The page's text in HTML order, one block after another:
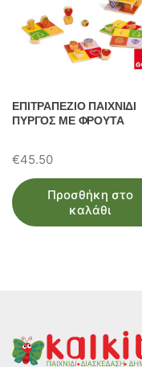
ΕΠΙΤΡΑΠΕΖΙΟ ΠΑΙΧΝΙΔΙ
ΠΥΡΓΟΣ ΜΕ ΦΡΟΥΤΑ
€45.50
Προσθήκη στο
καλάθι